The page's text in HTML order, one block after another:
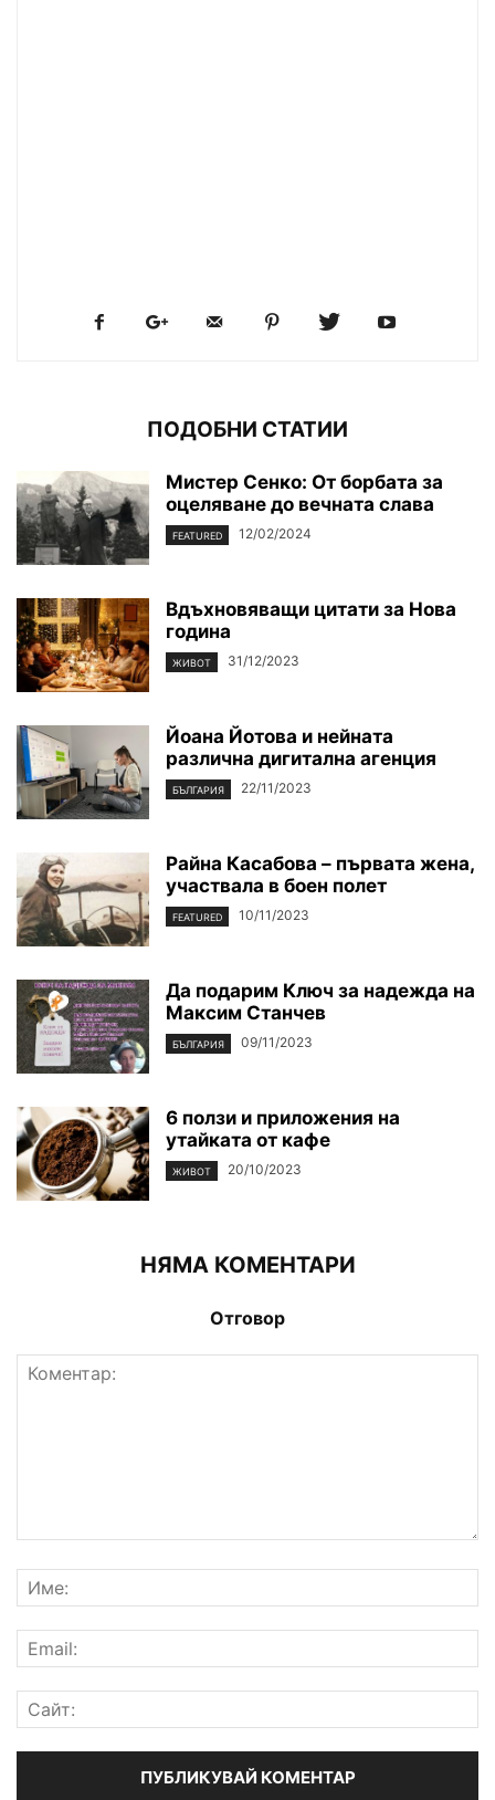
ПОДОБНИ СТАТИИ
Мистер Сенко: От борбата за
оцеляване до вечната слава
FEATURED 12/02/2024
Вдъхновяващи цитати за Нова
година
ЖИВОТ 31/12/2023
Йоана Йотова и нейната
различна дигитална агенция
БЪЛГАРИЯ 22/11/2023
Райна Касабова – първата жена,
участвала в боен полет
FEATURED 10/11/2023
Да подарим Ключ за надежда на
Максим Станчев
БЪЛГАРИЯ 09/11/2023
6 ползи и приложения на
утайката от кафе
ЖИВОТ 20/10/2023
НЯМА КОМЕНТАРИ
Отговор